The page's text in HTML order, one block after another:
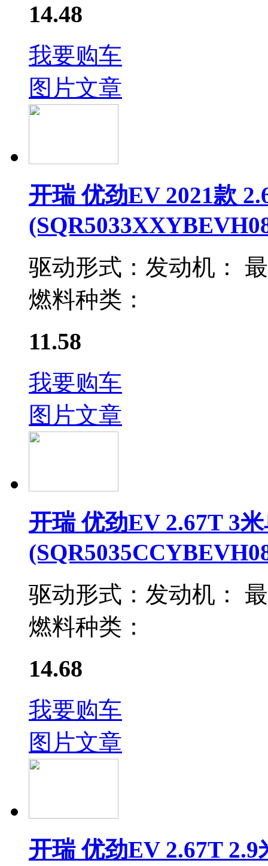
14.48
我要购车
图片文章
开瑞 优劲EV 2021款
驱动形式： 发动机：
燃料种类：
11.58
我要购车
图片文章
开瑞 优劲EV 2.67T 3
驱动形式： 发动机：
燃料种类：
14.68
我要购车
图片文章
开瑞 优劲EV 2.67T